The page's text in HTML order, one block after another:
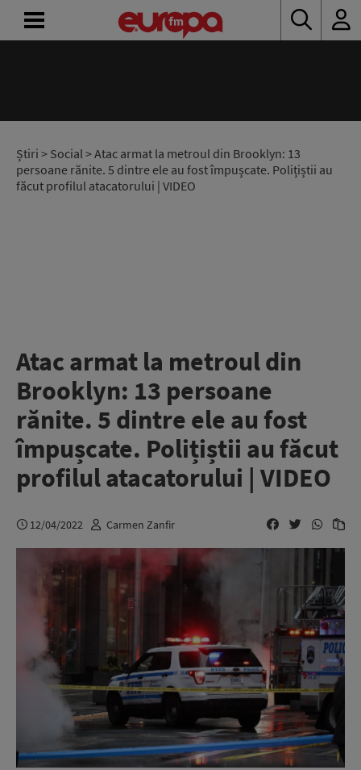
Știri > Social> Atac armat la metroul din Brooklyn: 13
persoane rănite. 5 dintre ele au fost împușcate. Polițiștii au
făcut profilul atacatorului | VIDEO
Atac armat la metroul din
Brooklyn: 13 persoane
rănite. 5 dintre ele au fost
împușcate. Polițiștii au făcut
profilul atacatorului | VIDEO
12/04/2022 Carmen Zanfir
RADIO
CONCURSURI